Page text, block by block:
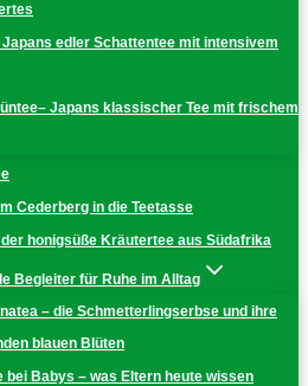
edler Schattentee mit intensivem
Japans klassischer Tee mit frischem
Cederberg in die Teetasse
der honigsüße Kräutertee aus Südafrika
Begleiter für Ruhe im Alltag
– die Schmetterlingserbse und ihre
blauen Blüten
bei Babys – was Eltern heute wissen